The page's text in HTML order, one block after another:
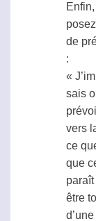
de
:
«
sais
vers
ce
que
être